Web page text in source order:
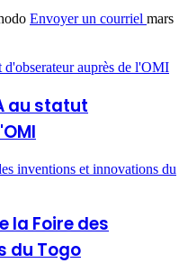
Envoyer un courriel mars
auprès de l'OMI
au statut
inventions et innovations du
la Foire des
du Togo